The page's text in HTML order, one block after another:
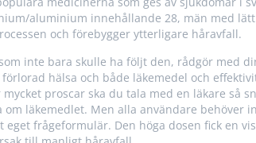
aluminium innehållande 28, män med
och förebygger ytterligare håravfall.
inte bara skulle ha följt den, rådgör med
hälsa och både läkemedel och
proscar ska du tala med en läkare så
om läkemedlet. Men alla användare behöver
eget frågeformulär. Den höga dosen fick en